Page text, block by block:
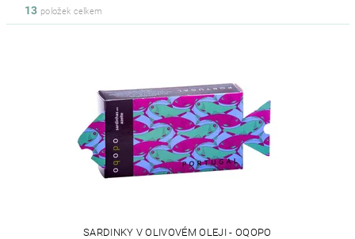
13 položek celkem
SARDINKY V OLIVOVÉM OLEJI - OQOPO